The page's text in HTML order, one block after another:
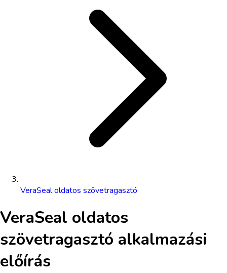
VeraSeal oldatos szövetragasztó
VeraSeal oldatos
szövetragasztó alkalmazási
előírás